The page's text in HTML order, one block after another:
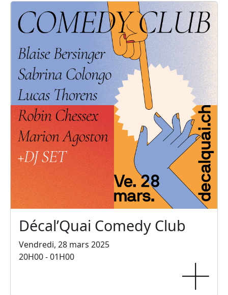
Décal’Quai Comedy Club
Vendredi, 28 mars 2025
20H00 - 01H00